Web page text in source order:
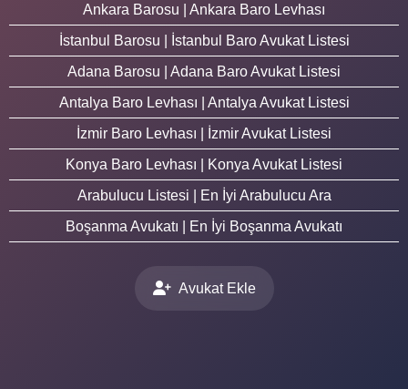
Ankara Barosu | Ankara Baro Levhası
İstanbul Barosu | İstanbul Baro Avukat Listesi
Adana Barosu | Adana Baro Avukat Listesi
Antalya Baro Levhası | Antalya Avukat Listesi
İzmir Baro Levhası | İzmir Avukat Listesi
Konya Baro Levhası | Konya Avukat Listesi
Arabulucu Listesi | En İyi Arabulucu Ara
Boşanma Avukatı | En İyi Boşanma Avukatı
Avukat Ekle